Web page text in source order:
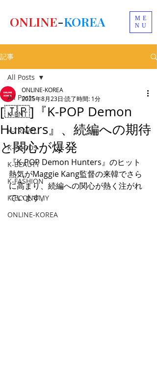
ME
NU
ONLINE-KOREA
記事
All Posts
K-ENT
K-TRAVEL
K-FOODS
K-BEAUTY
K-FASHION
K-ECONOMY
ONLINE-KOREA
All Posts
[🇯🇵]『K-POP Demon
Hunters』、続編への期待
と関心が爆発
ONLINE-KOREA
2025年8月23日 読了時間: 1分
『K-POP Demon Hunters』のヒット
熱気がMaggie Kang監督の来韓でさら
に高まり、続編への関心が熱く注がれ
ています。